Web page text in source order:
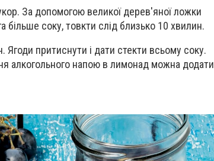
За допомогою великої дерев'яної ложки
більше соку, товкти слід близько 10 хвилин.
притиснути і дати стекти всьому соку.
алкогольного напою в лимонад можна додати